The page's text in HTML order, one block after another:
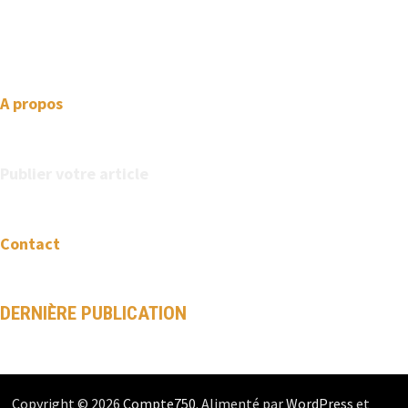
A propos
Contact
DERNIÈRE PUBLICATION
Copyright © 2026 Compte750. Alimenté parWordPress et